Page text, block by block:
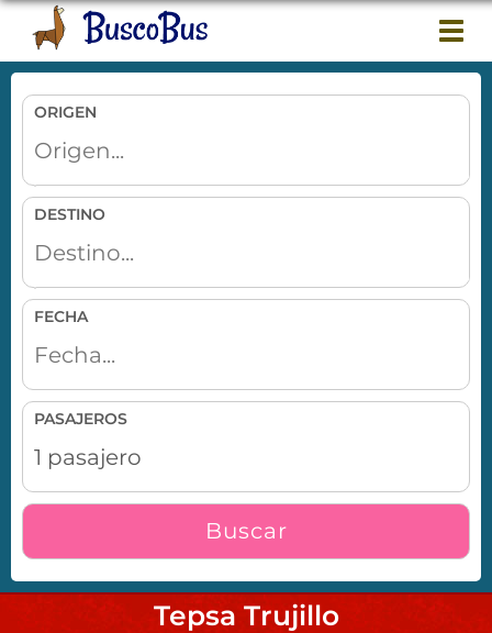
ORIGEN
DESTINO
FECHA
PASAJEROS
Buscar
Tepsa Trujillo